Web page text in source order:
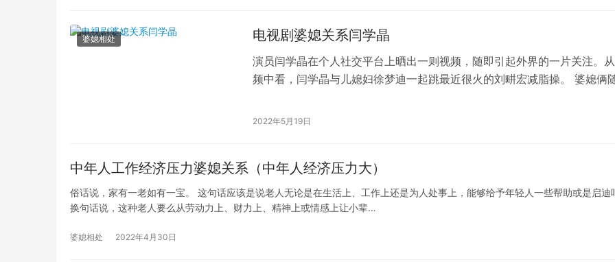
婆媳相处 电视剧婆媳关系闫学晶
演员闫学晶在个人社交平台上晒出一则视频，随即引起外界的一片关注。
频中看，闫学晶与儿媳妇徐梦迪一起跳最近很火的刘畊宏减脂操。 婆媳俩
2022年5月19日
中年人工作经济压力婆媳关系（中年人经济压力大）
俗话说，家有一老如有一宝。 这句话应该是说老人无论是在生活上、工作上还是为人处事上，能够给予年轻人一些帮助或是启迪
换句话说，这种老人要么从劳动力上、财力上、精神上或情感上让小辈…
婆媳相处 2022年4月30日